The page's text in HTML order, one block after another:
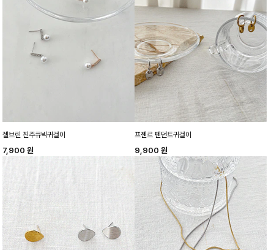
젤브린 진주큐빅귀걸이
7,900 원
프젠르 펜던트귀걸이
9,900 원